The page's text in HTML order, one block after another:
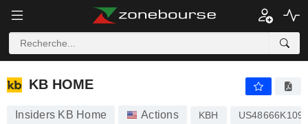
KB HOME
KB HOME
Insiders KB Home Actions KBH